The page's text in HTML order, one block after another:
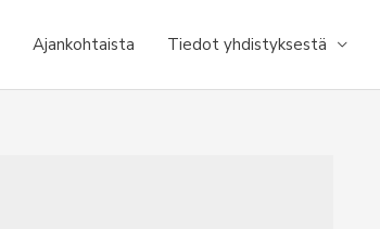
Ajankohtaista Tiedot yhdistyksestä